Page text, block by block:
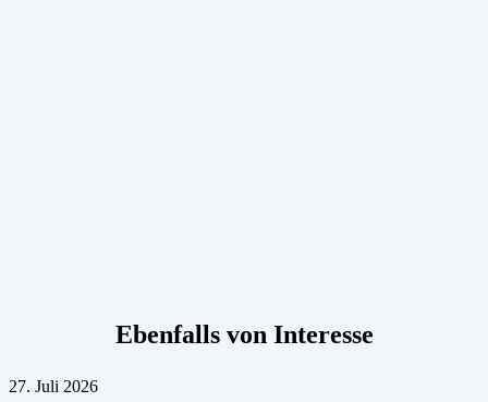
Ebenfalls von Interesse
27. Juli 2026